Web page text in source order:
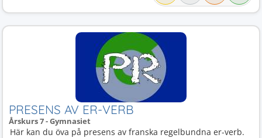
PRESENS AV ER-VERB
Årskurs 7 - Gymnasiet
Här kan du öva på presens av franska regelbundna er-verb.